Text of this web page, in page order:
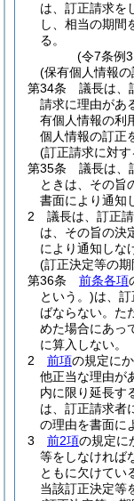
は、訂正請求を
し、相当の期間
る。
(令7条例
(保有個人情報
第34条
議長は、
請求に理由があ
有個人情報の利
個人情報の訂正
(訂正請求に対す
第35条
議長は、
ときは、その旨
書面により通知
2
議長は、訂正
は、その旨の決
により通知しな
(訂正決定等の期
第36条
前条各項
という。)は、
ばならない。 た
めた場合にあっ
に算入しない。
2
前項の規定に
他正当な理由が
内に限り延長す
は、訂正請求者
の理由を書面に
3
前2項の規定に
等をしなければ
ともに欠けてい
当該訂正決定等